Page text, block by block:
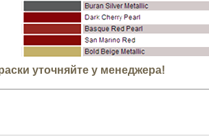
уточняйте у менеджера!